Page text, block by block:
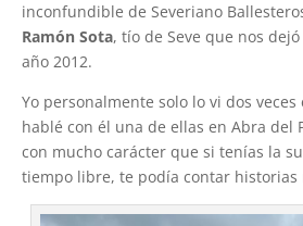
inconfundible de Severiano
Ramón Sota, tío de Seve que nos
año 2012.
Yo personalmente solo lo vi dos
hablé con él una de ellas en Abra del
con mucho carácter que si tenías la
tiempo libre, te podía contar historias